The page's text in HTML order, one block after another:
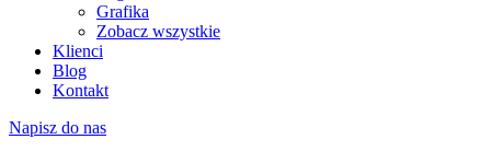
Grafika
Zobacz wszystkie
Klienci
Blog
Kontakt
Napisz do nas